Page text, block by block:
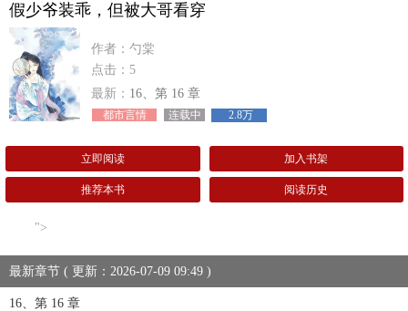
假少爷装乖，但被大哥看穿
作者：勺棠
点击：5
最新： 16、第 16 章
都市言情 连载中 2.8万
立即阅读 加入书架
推荐本书 阅读历史
">
最新章节 ( 更新：2026-07-09 09:49 )
16、第 16 章